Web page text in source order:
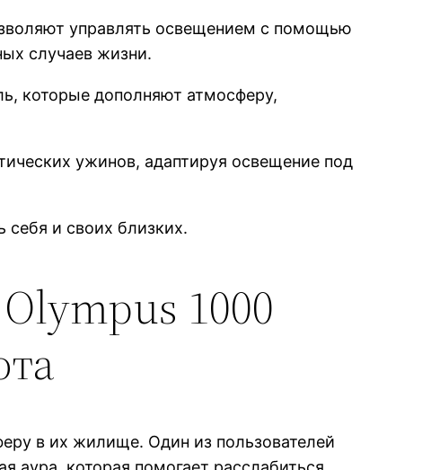
управлять освещением с помощью
случаев жизни.
которые дополняют атмосферу,
ужинов, адаптируя освещение под
себя и своих близких.
1000
в их жилище. Один из пользователей